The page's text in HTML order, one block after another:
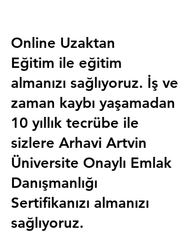
Online Uzaktan
Eğitim ile eğitim
almanızı sağlıyoruz. İş ve
zaman kaybı yaşamadan
10 yıllık tecrübe ile
sizlere Arhavi Artvin
Üniversite Onaylı Emlak
Danışmanlığı
Sertifikanızı almanızı
sağlıyoruz.